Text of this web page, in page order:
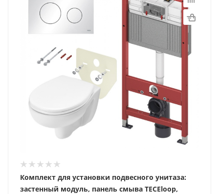
Комплект для установки подвесного унитаза:
застенный модуль, панель смыва TECEloop,